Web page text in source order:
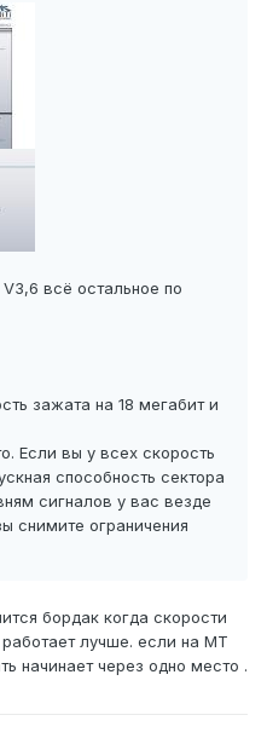
всё остальное по
зажата на 18 мегабит и
Если вы у всех скорость
способность сектора
сигналов у вас везде
снимите ограничения
бордак когда скорости
лучше. если на МТ
начинает через одно место .